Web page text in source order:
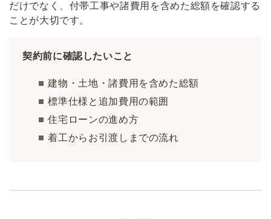
だけでなく、付帯工事や諸費用を含めた総額を確認する
ことが大切です。
契約前に確認したいこと
建物・土地・諸費用を含めた総額
標準仕様と追加費用の範囲
住宅ローンの進め方
着工からお引渡しまでの流れ